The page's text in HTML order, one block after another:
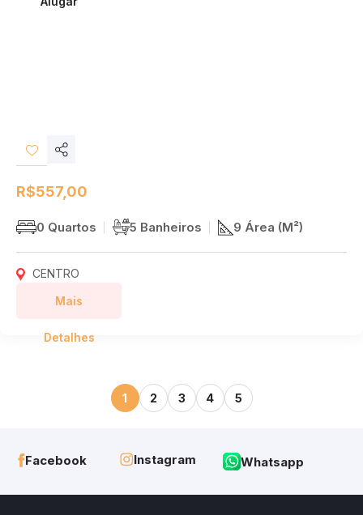
DesejosCompartilhar
R$557,00
0 Quartos 5 Banheiros 9 Área (M²)
CENTRO
Mais
Detalhes
1 2 3 4 5
Facebook Instagram Whatsapp